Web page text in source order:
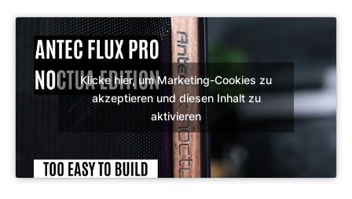
Klicke hier, um Marketing-Cookies zu
akzeptieren und diesen Inhalt zu
aktivieren